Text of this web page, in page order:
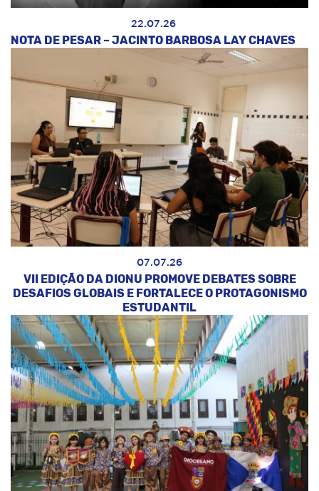
22.07.26
NOTA DE PESAR – JACINTO BARBOSA LAY CHAVES
07.07.26
VII EDIÇÃO DA DIONU PROMOVE DEBATES SOBRE
DESAFIOS GLOBAIS E FORTALECE O PROTAGONISMO
ESTUDANTIL